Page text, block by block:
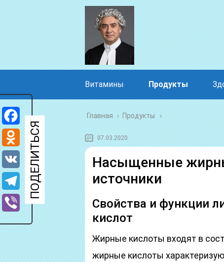
Витамины Продукты
Главная › Продукты
07.03.2020
Насыщенные
источники
Свойства и функции
кислот
Жирные кислоты входят в
жирные кислоты
Facebook
Odnoklassniki
VK
Telegram
Viber